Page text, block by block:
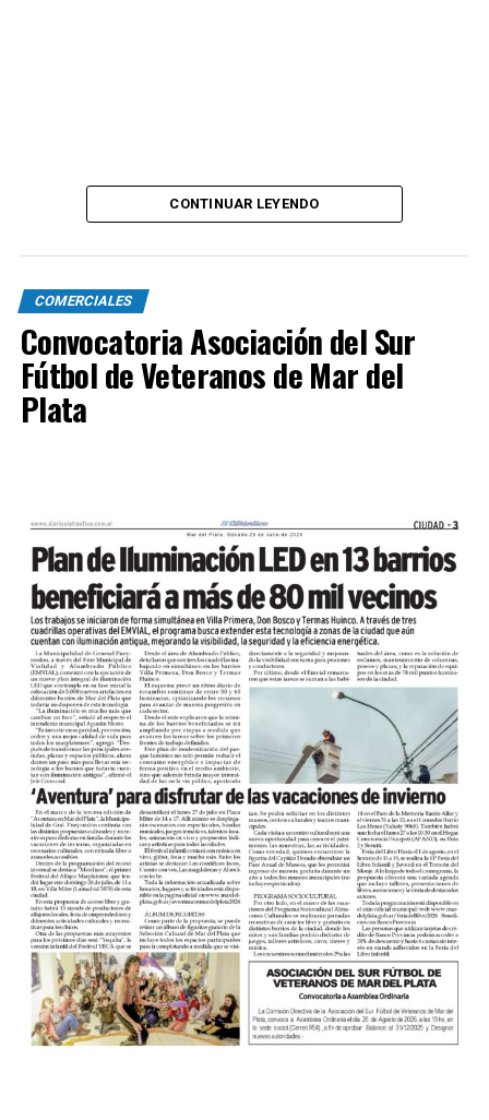
CONTINUAR LEYENDO
COMERCIALES
Convocatoria Asociación del Sur
Fútbol de Veteranos de Mar del
Plata